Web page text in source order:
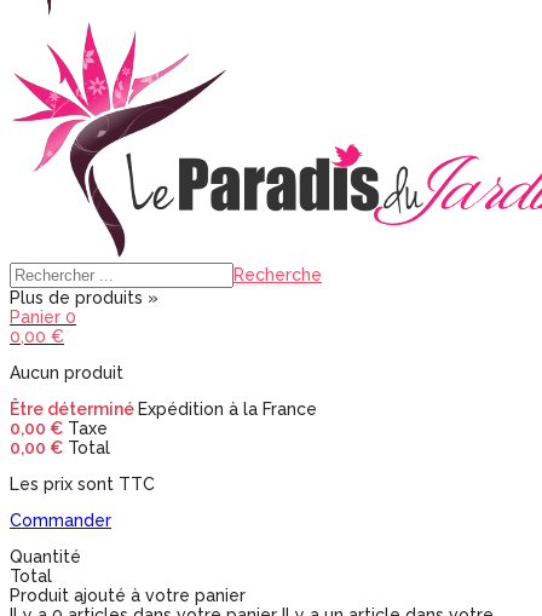
Recherche
Plus de produits »
Panier 0
0,00 €
Aucun produit
Être déterminé Expédition à la France
0,00 € Taxe
0,00 € Total
Les prix sont TTC
Commander
Quantité
Total
Produit ajouté à votre panier